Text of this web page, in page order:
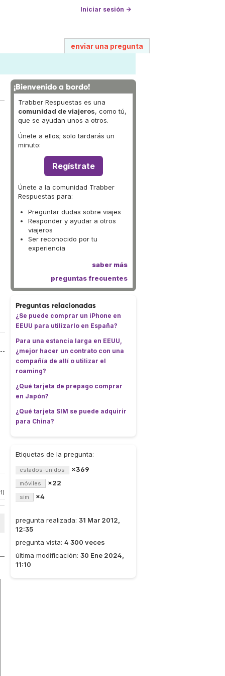
Iniciar sesión →
enviar una pregunta
¡Bienvenido a bordo!
Trabber Respuestas es una
comunidad de viajeros, como tú,
que se ayudan unos a otros.
Únete a ellos; solo tardarás un
minuto:
Regístrate
Únete a la comunidad Trabber
Respuestas para:
Preguntar dudas sobre viajes
Responder y ayudar a otros
viajeros
Ser reconocido por tu
experiencia
saber más
preguntas frecuentes
Preguntas relacionadas
¿Se puede comprar un iPhone en
EEUU para utilizarlo en España?
Para una estancia larga en EEUU,
¿mejor hacer un contrato con una
compañía de allí o utilizar el
roaming?
¿Qué tarjeta de prepago comprar
en Japón?
¿Qué tarjeta SIM se puede adquirir
para China?
Etiquetas de la pregunta:
estados-unidos ×369
móviles ×22
sim ×4
pregunta realizada: 31 Mar 2012,
12:35
pregunta vista: 4 300 veces
última modificación: 30 Ene 2024,
11:10